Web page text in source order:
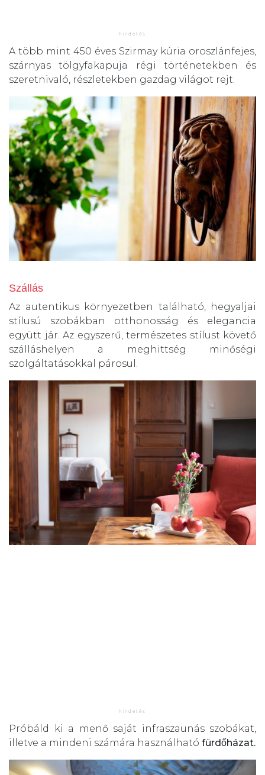
A több mint 450 éves Szirmay kúria oroszlánfejes,
szárnyas tölgyfakapuja régi történetekben és
szeretnivaló, részletekben gazdag világot rejt.
Szállás
Az autentikus környezetben található, hegyaljai
stílusú szobákban otthonosság és elegancia
együtt jár. Az egyszerű, természetes stílust követő
szálláshelyen a meghittség minőségi
szolgáltatásokkal párosul.
Próbáld ki a menő saját infraszaunás szobákat,
illetve a mindeni számára használható fürdőházat.